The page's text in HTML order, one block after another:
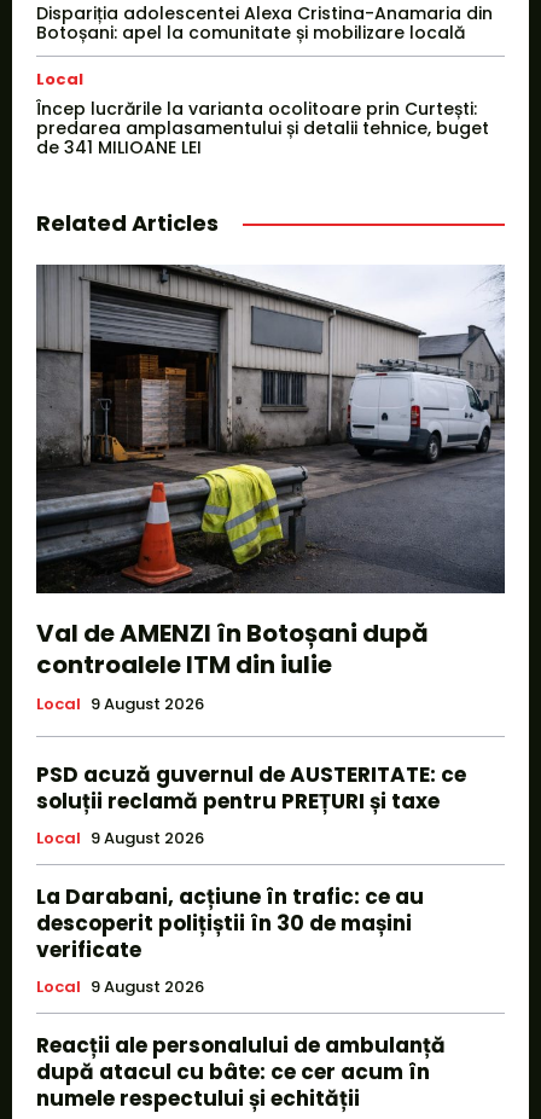
Dispariția adolescentei Alexa Cristina-Anamaria din
Botoșani: apel la comunitate și mobilizare locală
Local
Încep lucrările la varianta ocolitoare prin Curtești:
predarea amplasamentului și detalii tehnice, buget
de 341 MILIOANE LEI
Related Articles
Val de AMENZI în Botoșani după
controalele ITM din iulie
Local 9 August 2026
PSD acuză guvernul de AUSTERITATE: ce
soluții reclamă pentru PREȚURI și taxe
Local 9 August 2026
La Darabani, acțiune în trafic: ce au
descoperit polițiștii în 30 de mașini
verificate
Local 9 August 2026
Reacții ale personalului de ambulanță
după atacul cu bâte: ce cer acum în
numele respectului și echității